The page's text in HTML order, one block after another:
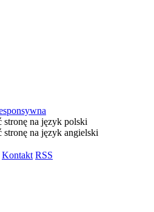
Kontakt RSS